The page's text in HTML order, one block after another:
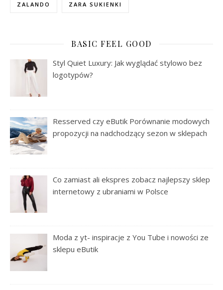
ZALANDO ZARA SUKIENKI
BASIC FEEL GOOD
Styl Quiet Luxury: Jak wyglądać stylowo bez
logotypów?
Resserved czy eButik Porównanie modowych
propozycji na nadchodzący sezon w sklepach
Co zamiast ali ekspres zobacz najlepszy sklep
internetowy z ubraniami w Polsce
Moda z yt- inspiracje z You Tube i nowości ze
sklepu eButik